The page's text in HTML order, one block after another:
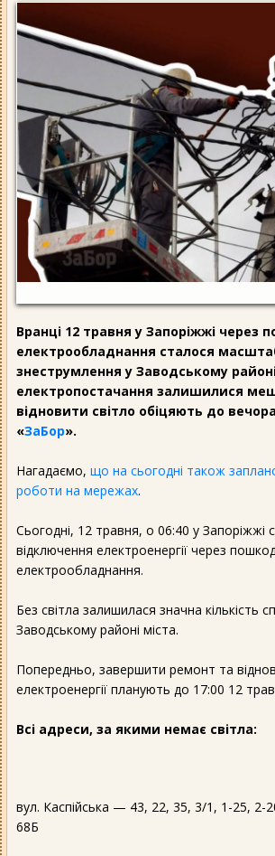
Вранці 12 травня у Запоріжжі через
електрообладнання сталося
знеструмлення у Заводському
електропостачання залишилися
відновити світло обіцяють до
«ЗаБор».
Нагадаємо, що на сьогодні також
роботи на мережах.
Сьогодні, 12 травня, о 06:40 у Запоріжжі
відключення електроенергії через
електрообладнання.
Без світла залишилася значна кількість
Заводському районі міста.
Попередньо, завершити ремонт та
електроенергії планують до 17:00 12
Всі адреси, за якими немає світла:
вул. Каспійська — 43, 22, 35, 3/1, 1-25, 2-
68Б